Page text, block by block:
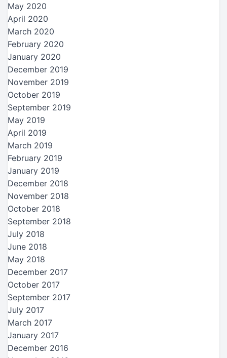
May 2020
April 2020
March 2020
February 2020
January 2020
December 2019
November 2019
October 2019
September 2019
May 2019
April 2019
March 2019
February 2019
January 2019
December 2018
November 2018
October 2018
September 2018
July 2018
June 2018
May 2018
December 2017
October 2017
September 2017
July 2017
March 2017
January 2017
December 2016